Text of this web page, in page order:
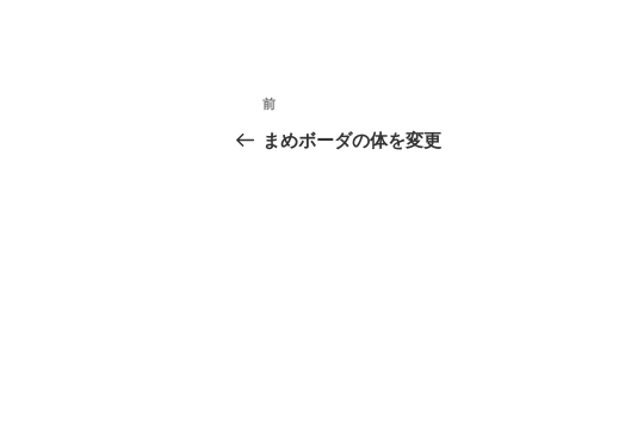
投
稿
過
去
前
まめボーダの体を変更